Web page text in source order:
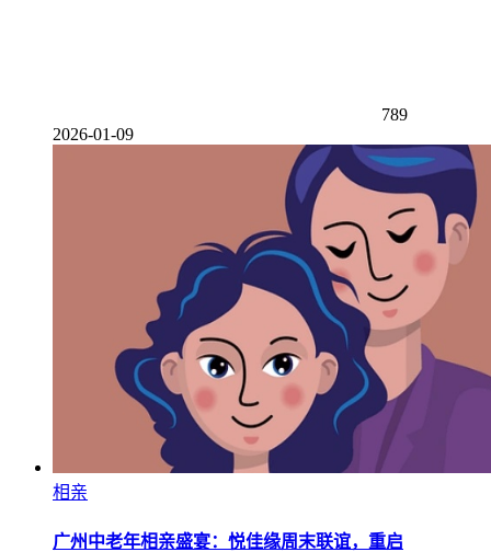
789
2026-01-09
相亲
广州中老年相亲盛宴：悦佳缘周末联谊，重启